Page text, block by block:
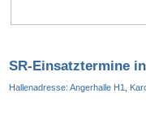
SR-Einsatztermine
Hallenadresse: Angerhalle H1,